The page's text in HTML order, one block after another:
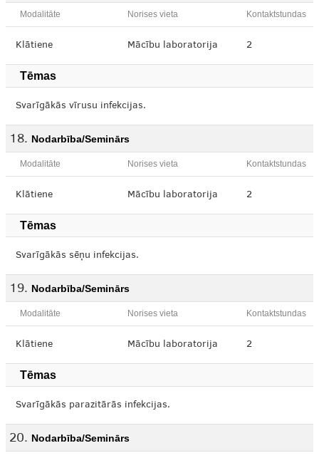
Modalitāte Norises vieta Kontaktstundas
Klātiene Mācību laboratorija 2
Tēmas
Svarīgākās vīrusu infekcijas.
Nodarbība/Seminārs
Modalitāte Norises vieta Kontaktstundas
Klātiene Mācību laboratorija 2
Tēmas
Svarīgākās sēņu infekcijas.
Nodarbība/Seminārs
Modalitāte Norises vieta Kontaktstundas
Klātiene Mācību laboratorija 2
Tēmas
Svarīgākās parazitārās infekcijas.
Nodarbība/Seminārs